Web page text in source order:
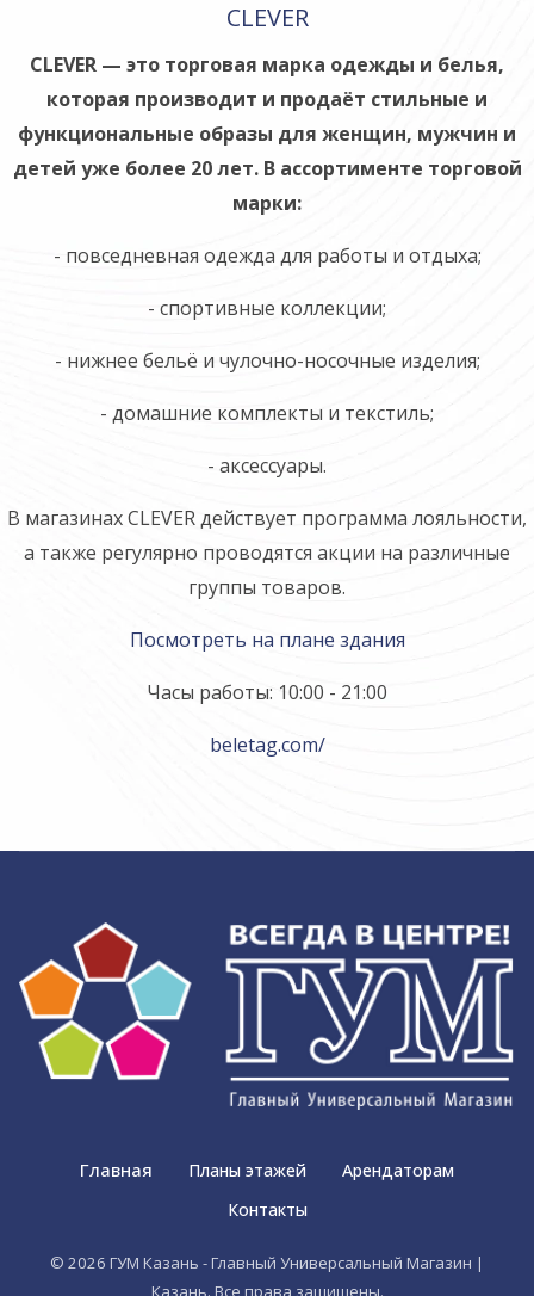
CLEVER
CLEVER — это торговая марка одежды и бел­ья,
которая производ­ит и продаёт стильные и
функциональные образы для женщин, му­жчин и
детей уже бол­ее 20 лет. В ассорти­менте торговой
марки:
- повседневная одежда для работы и отдых­а;
- спортивные коллекц­ии;
- нижнее бельё и чул­очно-носочные издели­я;
- домашние комплекты и текстиль;
- аксессуары.
В магазинах CLEVER действует программа лояльности,
а также регулярно проводятся акции на различные
группы товаров.
Посмотреть на плане здания
Часы работы: 10:00 - 21:00
beletag.com/
Главная Планы этажей
Арендаторам
Контакты
© 2026 ГУМ Казань - Главный Универсальный Магазин |
Казань. Все права защищены.